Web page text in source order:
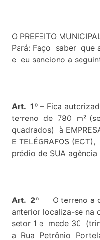
O PREFEITO
Pará: Faço saber que
e eu sanciono a
Art. 1º – Fica
terreno de 780 m²
quadrados) à
E TELÉGRAFOS
prédio de SUA agência
Art. 2º – O terreno a
anterior localiza-se na
setor 1 e mede 30
a Rua Petrônio